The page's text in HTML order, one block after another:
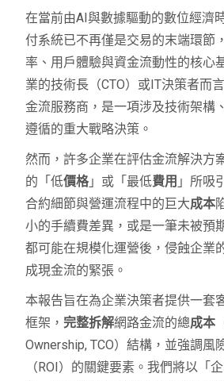
在當前由AI與數據驅動的數位經濟
付系統已不再僅是交易的末端環節
率、用戶體驗與資金流動性的核心
業的技術長（CTO）或IT決策者而
金流服務商，是一項涉及技術架構
遵循的重大戰略決策。
然而，許多企業在評估金流解決方
的「低價格」或「最低費用 」所吸
合約細節與營運流程中的巨大成本
小的手續費差異，或是一筆未被預
都可能在規模化運營後，侵蝕企業
成現金流的緊張。
本報告旨在為企業決策者提供一套
框架， 完整拆解網路金流的總成本
Ownership, TCO）結構，並強調風
（ROI）的關鍵要素。我們將以「